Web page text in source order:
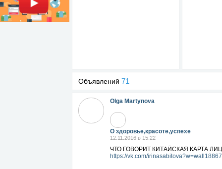
Объявлений 71
Olga Martynova
О здоровье,красоте,успехе
12.11.2016 в 15:22
ЧТО ГОВОРИТ КИТАЙСКАЯ КАРТА
https://vk.com/